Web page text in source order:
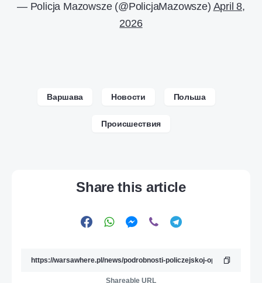
— Policja Mazowsze (@PolicjaMazowsze) April 8,
2026
Варшава Новости Польша
Происшествия
Share this article
Shareable URL